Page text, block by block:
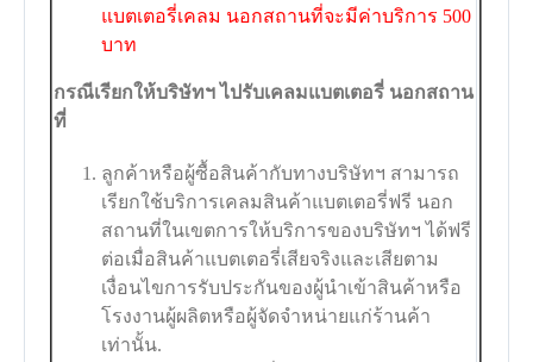
แบตเตอรี่เคลม นอกสถานที่จะมีค่าบริการ 500
บาท
กรณีเรียกให้บริษัทฯ ไปรับเคลมแบตเตอรี่ นอกสถาน
ที่
ลูกค้าหรือผู้ซื้อสินค้ากับทางบริษัทฯ สามารถ
เรียกใช้บริการเคลมสินค้าแบตเตอรี่ฟรี นอก
สถานที่ในเขตการให้บริการของบริษัทฯ ได้ฟรี
ต่อเมื่อสินค้าแบตเตอรี่เสียจริงและเสียตาม
เงื่อนไขการรับประกันของผู้นำเข้าสินค้าหรือ
โรงงานผู้ผลิตหรือผู้จัดจำหน่ายแก่ร้านค้า
เท่านั้น.